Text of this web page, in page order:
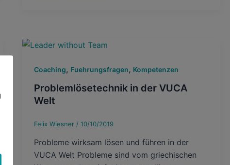
Coaching, Fuehrungsfragen, Kompetenzen
Problemlösetechnik in der VUCA
Welt
Felix Wiesner / 10/10/2019
Probleme wirksam lösen und führen in der
VUCA Welt Probleme sind vom griechischen